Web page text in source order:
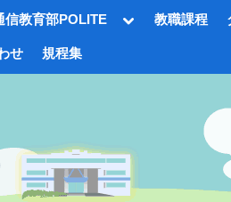
信教育部POLITE
Toggle教職課程
せ 規程集